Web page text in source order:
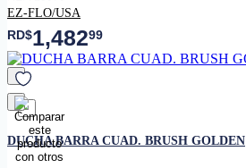
EZ-FLO/USA
RD$1,48299
favorito
DUCHA BARRA CUAD. BRUSH GOLDEN